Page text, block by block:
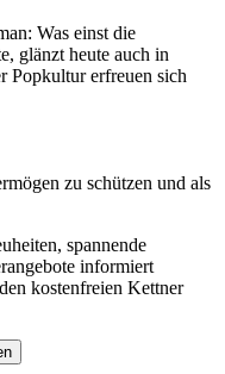
Was einst die
glänzt heute auch in
Popkultur erfreuen sich
zu schützen und als
spannende
informiert
kostenfreien Kettner